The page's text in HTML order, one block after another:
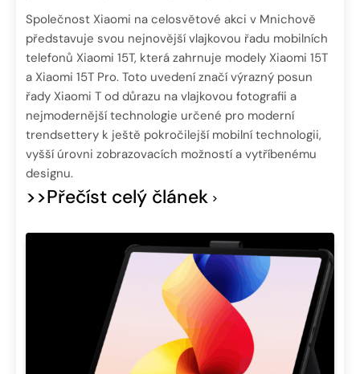
Společnost Xiaomi na celosvětové akci v Mnichově
představuje svou nejnovější vlajkovou řadu mobilních
telefonů Xiaomi 15T, která zahrnuje modely Xiaomi 15T
a Xiaomi 15T Pro. Toto uvedení značí výrazný posun
řady Xiaomi T od důrazu na vlajkovou fotografii a
nejmodernější technologie určené pro moderní
trendsettery k ještě pokročilejší mobilní technologii,
vyšší úrovni zobrazovacích možností a vytříbenému
designu.
>>Přečíst celý článek